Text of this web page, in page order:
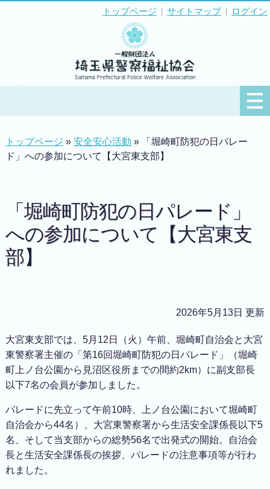
トップページ サイトマップ ログイン
トップページ »安全安心活動 » 「堀崎町防犯の日パレー
ド」への参加について【大宮東支部】
「堀崎町防犯の日パレード」
への参加について【大宮東支
部】
2026年5月13日 更新
大宮東支部では、5月12日（火）午前、堀崎町自治会と大宮
東警察署主催の「第16回堀崎町防犯の日パレード」（堀崎
町上ノ台公園から見沼区役所までの間約2km）に副支部長
以下7名の会員が参加しました。
パレードに先立って午前10時、上ノ台公園において堀崎町
自治会から44名）、大宮東警察署から生活安全課係長以下5
名、そして当支部からの総勢56名で出発式の開始。自治会
長と生活安全課係長の挨拶、パレードの注意事項等が行わ
れました。